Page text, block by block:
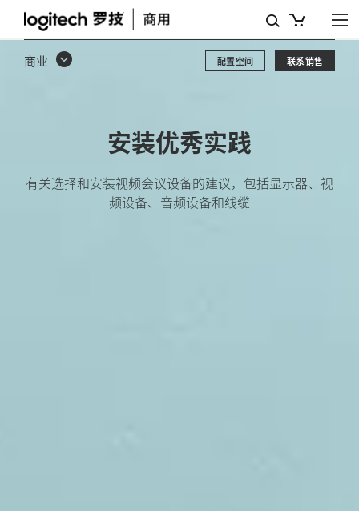
安
装
践
商业 联系销售
配置空间
安装优秀实践
有关选择和安装视频会议设备的建议，包括显示器、视
频设备、音频设备和线缆